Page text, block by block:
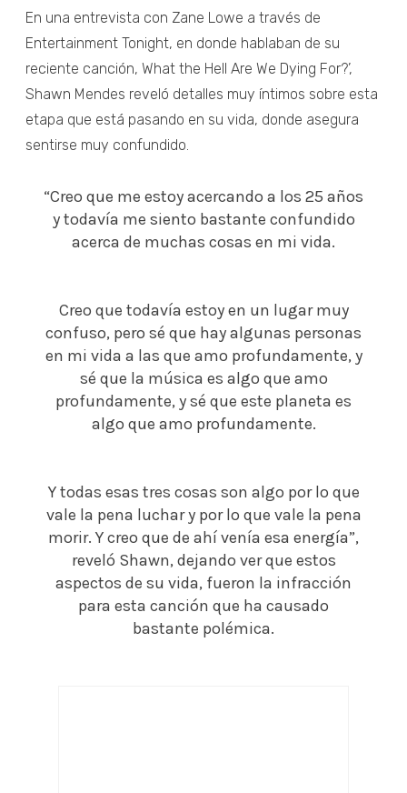
En una entrevista con Zane Lowe a través de
Entertainment Tonight, en donde hablaban de su
reciente canción, What the Hell Are We Dying For?’,
Shawn Mendes reveló detalles muy íntimos sobre esta
etapa que está pasando en su vida, donde asegura
sentirse muy confundido.
“Creo que me estoy acercando a los 25 años
y todavía me siento bastante confundido
acerca de muchas cosas en mi vida.
Creo que todavía estoy en un lugar muy
confuso, pero sé que hay algunas personas
en mi vida a las que amo profundamente, y
sé que la música es algo que amo
profundamente, y sé que este planeta es
algo que amo profundamente.
Y todas esas tres cosas son algo por lo que
vale la pena luchar y por lo que vale la pena
morir. Y creo que de ahí venía esa energía”,
reveló Shawn, dejando ver que estos
aspectos de su vida, fueron la infracción
para esta canción que ha causado
bastante polémica.